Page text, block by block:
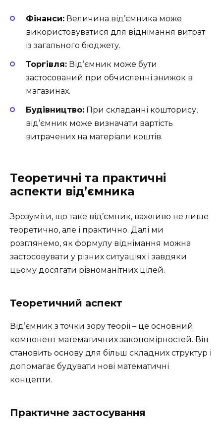
Фінанси: Величина від’ємника може
використовуватися для віднімання витрат
із загального бюджету.
Торгівля: Від’ємник може бути
застосований при обчисленні знижок в
магазинах.
Будівництво: При складанні кошторису,
від’ємник може визначати вартість
витрачених на матеріали коштів.
Теоретичні та практичні
аспекти від’ємника
Зрозуміти, що таке від’ємник, важливо не лише
теоретично, але і практично. Далі ми
розглянемо, як формулу віднімання можна
застосовувати у різних ситуаціях і завдяки
цьому досягати різноманітних цілей.
Теоретичний аспект
Від’ємник з точки зору теорії – це основний
компонент математичних закономірностей. Він
становить основу для більш складних структур і
допомагає будувати нові математичні
концепти.
Практичне застосування